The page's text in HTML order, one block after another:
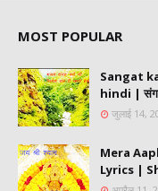
MOST POPULAR
Sangat
hindi | संगत
जुलाई 14,
Mera
Lyrics |